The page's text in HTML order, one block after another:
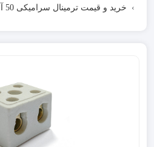
خرید و قیمت ترمینال سرامیکی 50 آمپر 2 خانه